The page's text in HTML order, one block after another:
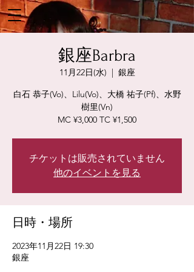
銀座Barbra
11月22日(水)
  |
銀座
白石 恭子(Vo)、Lilu(Vo)、大橋 祐子(Pf)、水野
樹里(Vn)
MC ¥3,000 TC ¥1,500
チケットは販売されていません
他のイベントを見る
日時・場所
2023年11月22日 19:30
銀座